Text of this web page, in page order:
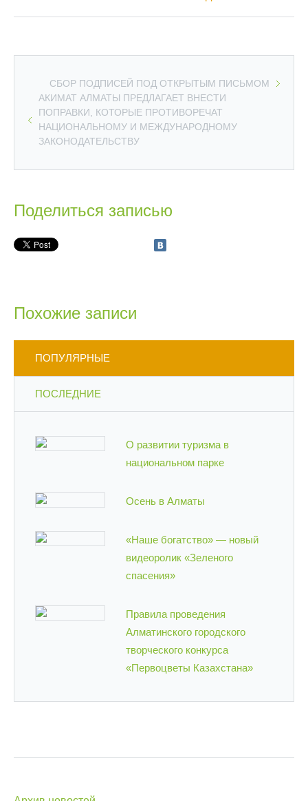
СБОР ПОДПИСЕЙ ПОД ОТКРЫТЫМ ПИСЬМОМ
АКИМАТ АЛМАТЫ ПРЕДЛАГАЕТ ВНЕСТИ
ПОПРАВКИ, КОТОРЫЕ ПРОТИВОРЕЧАТ
НАЦИОНАЛЬНОМУ И МЕЖДУНАРОДНОМУ
ЗАКОНОДАТЕЛЬСТВУ
Поделиться записью
Похожие записи
ПОПУЛЯРНЫЕ
ПОСЛЕДНИЕ
О развитии туризма в
национальном парке
Осень в Алматы
«Наше богатство» — новый
видеоролик «Зеленого
спасения»
Правила проведения
Алматинского городского
творческого конкурса
«Первоцветы Казахстана»